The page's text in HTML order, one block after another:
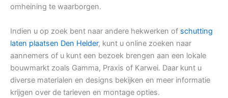
omheining te waarborgen.
Indien u op zoek bent naar andere hekwerken of schutting
laten plaatsen Den Helder, kunt u online zoeken naar
aannemers of u kunt een bezoek brengen aan een lokale
bouwmarkt zoals Gamma, Praxis of Karwei. Daar kunt u
diverse materialen en designs bekijken en meer informatie
krijgen over de tarieven en montage opties.